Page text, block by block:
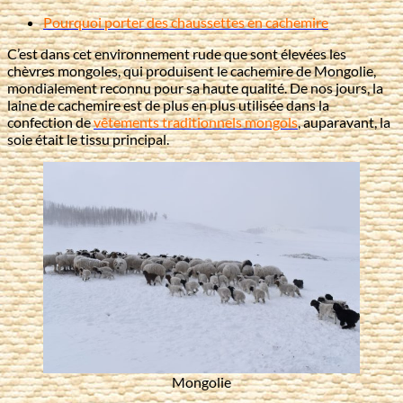
Pourquoi porter des chaussettes en cachemire
C’est dans cet environnement rude que sont élevées les
chèvres mongoles, qui produisent le cachemire de Mongolie,
mondialement reconnu pour sa haute qualité. De nos jours, la
laine de cachemire est de plus en plus utilisée dans la
confection devêtements traditionnels mongols, auparavant, la
soie était le tissu principal.
Mongolie